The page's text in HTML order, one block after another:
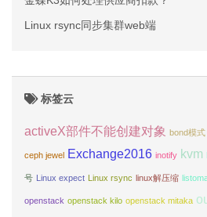
Linux rsync同步集群web端
标签云
activeX部件不能创建对象 bond模式
ceph jewel Exchange2016 inotify kvm
号 Linux expect Linux rsync linux解压缩
openstack openstack kilo openstack mitaka